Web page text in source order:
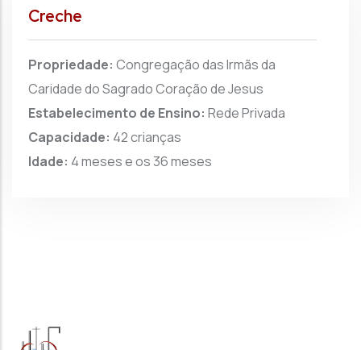
Creche
Propriedade: Congregação das Irmãs da
Caridade do Sagrado Coração de Jesus
Estabelecimento de Ensino: Rede Privada
Capacidade: 42 crianças
Idade: 4 meses e os 36 meses